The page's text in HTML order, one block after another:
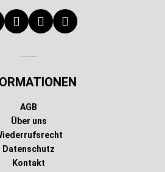
AGB
Über uns
Datenschutz
Kontakt